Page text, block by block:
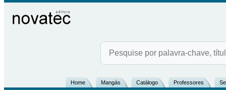
Home Mangás Catálogo Professores